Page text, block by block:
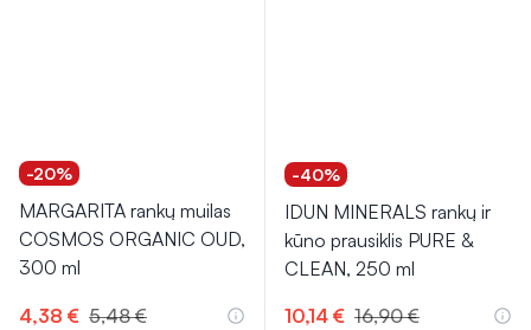
-20%
MARGARITA rankų muilas
COSMOS ORGANIC OUD,
300 ml
4,38 € 5,48 €
-40%
IDUN MINERALS rankų ir
kūno prausiklis PURE &
CLEAN, 250 ml
10,14 € 16,90 €